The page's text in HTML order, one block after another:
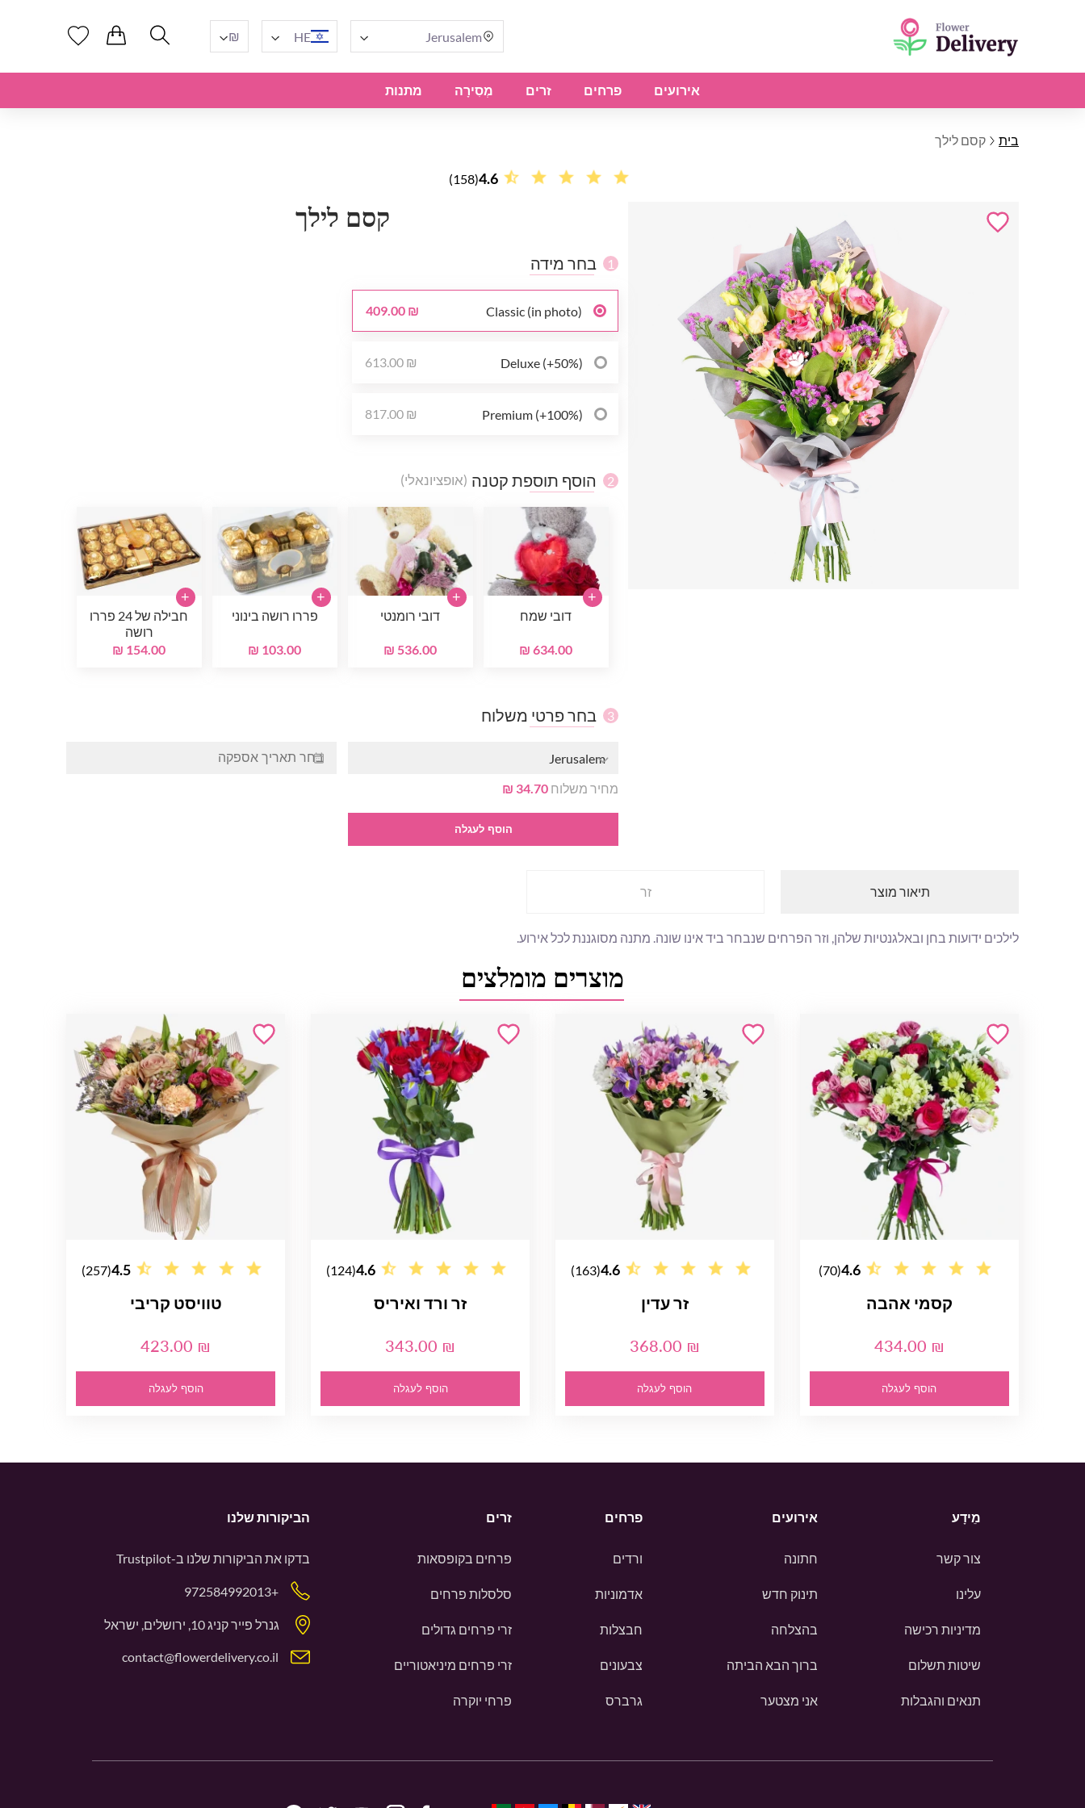
Jerusalem
HE
₪
אירועים פרחים זרים מְסִירָה מתנות
בית קסם לילך
4.6
(158)
קסם לילך
1 בחר מידה
Classic (in photo)
409.00 ₪
Deluxe (+50%)
613.00 ₪
Premium (+100%)
817.00 ₪
2 הוסף תוספת קטנה (אופציונאלי)
דובי שמח
634.00 ₪
+
דובי רומנטי
536.00 ₪
+
פררו רושה בינוני
103.00 ₪
+
חבילה של 24 פררו
רושה
154.00 ₪
+
3 בחר פרטי משלוח
Jerusalem
מחיר משלוח 34.70 ₪
הוסף לעגלה
תיאור מוצר זר
לילכים ידועות בחן ובאלגנטיות שלהן, וזר הפרחים שנבחר ביד אינו שונה. מתנה מסוגננת לכל אירוע.
מוצרים מומלצים
4.6
(70)
קסמי אהבה
434.00 ₪
הוסף לעגלה
4.6
(163)
זר עדין
368.00 ₪
הוסף לעגלה
4.6
(124)
זר ורד ואיריס
343.00 ₪
הוסף לעגלה
4.5
(257)
טוויסט קריבי
423.00 ₪
הוסף לעגלה
מֵידָע
צור קשר
עלינו
מדיניות רכישה
שיטות תשלום
תנאים והגבלות
אירועים
חתונה
תינוק חדש
בהצלחה
ברוך הבא הביתה
אני מצטער
פרחים
ורדים
אדמוניות
חבצלות
צבעונים
גרברס
זרים
פרחים בקופסאות
סלסלות פרחים
זרי פרחים גדולים
זרי פרחים מיניאטוריים
פרחי יוקרה
הביקורות שלנו
בדקו את הביקורות שלנו ב-Trustpilot
+972584992013
גנרל פייר קניג 10, ירושלים, ישראל
contact@flowerdelivery.co.il